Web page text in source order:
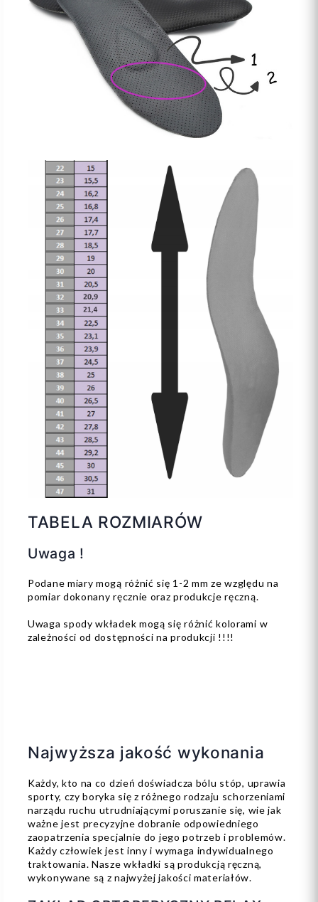
TABELA ROZMIARÓW
Uwaga !
Podane miary mogą różnić się 1-2 mm ze względu na
pomiar dokonany ręcznie oraz produkcje ręczną.
Uwaga spody wkładek mogą się różnić kolorami w
zależności od dostępności na produkcji !!!!
Najwyższa jakość wykonania
Każdy, kto na co dzień doświadcza bólu stóp, uprawia
sporty, czy boryka się z różnego rodzaju schorzeniami
narządu ruchu utrudniającymi poruszanie się, wie jak
ważne jest precyzyjne dobranie odpowiedniego
zaopatrzenia specjalnie do jego potrzeb i problemów.
Każdy człowiek jest inny i wymaga indywidualnego
traktowania. Nasze wkładki są produkcją ręczną,
wykonywane są z najwyżej jakości materiałów.